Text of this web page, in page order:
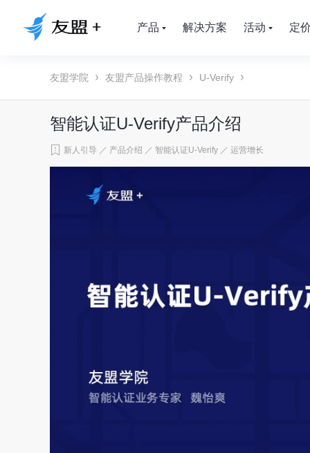
产品 解决方案 活动 定
友盟学院 友盟产品操作教程 U-Verify
智能认证U-Verify产品介绍
新人引导 ／ 产品介绍 ／ 智能认证U-Verify ／ 运营增长